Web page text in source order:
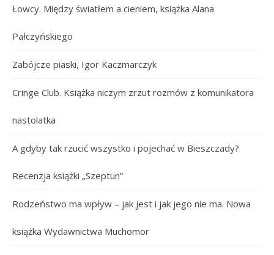
Łowcy. Między światłem a cieniem, książka Alana
Pałczyńskiego
Zabójcze piaski, Igor Kaczmarczyk
Cringe Club. Książka niczym zrzut rozmów z komunikatora
nastolatka
A gdyby tak rzucić wszystko i pojechać w Bieszczady?
Recenzja książki „Szeptun”
Rodzeństwo ma wpływ – jak jest i jak jego nie ma. Nowa
książka Wydawnictwa Muchomor